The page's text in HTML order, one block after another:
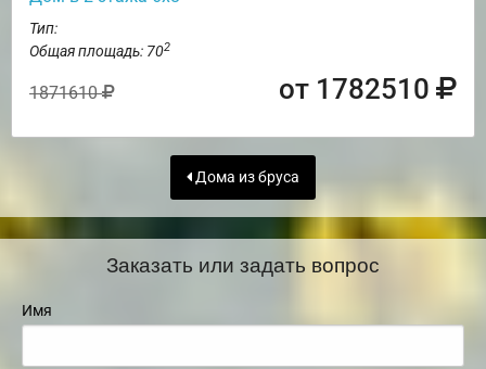
Тип:
Общая площадь: 702
1871610 от 1782510
Дома из бруса
Заказать или задать вопрос
Имя